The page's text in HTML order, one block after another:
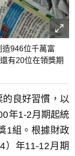
946位千萬富
有20位在領獎期
良好習慣，以
年1-2月期起統
1組。根據財政
）年11-12月期